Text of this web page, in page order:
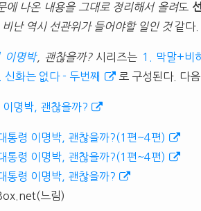
에 나온 내용을 그대로 정리해서 올려도
비난 역시 선관위가 들어야할 일인 것같다.
이명박, 괜찮을까?시리즈는 1. 막말+비
신화는 없다 - 두번째 로 구성된다. 다
이명박, 괜찮을까?
통령 이명박, 괜찮을까?(1편~4편)
통령 이명박, 괜찮을까?(1편~4편)
통령 이명박, 괜찮을까?
느림)